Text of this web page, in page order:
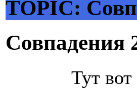
TOPIC:
Совпадения
Тут